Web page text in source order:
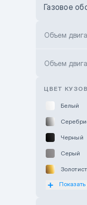
Toyota
Hyundai
Газовое
Объем
Объем
ЦВЕТ
Белый
Черный
Серый